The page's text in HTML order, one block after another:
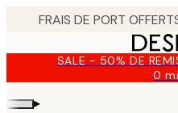
content.SALE - 50% DE
0
▸